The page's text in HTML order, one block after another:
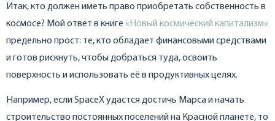
Итак, кто должен иметь право приобретать собственность в
космосе? Мой ответ в книге «Новый космический капитализм»
предельно прост: те, кто обладает финансовыми средствами
и готов рискнуть, чтобы добраться туда, освоить
поверхность и использовать её в продуктивных целях.
Например, если SpaceX удастся достичь Марса и начать
строительство постоянных поселений на Красной планете, то